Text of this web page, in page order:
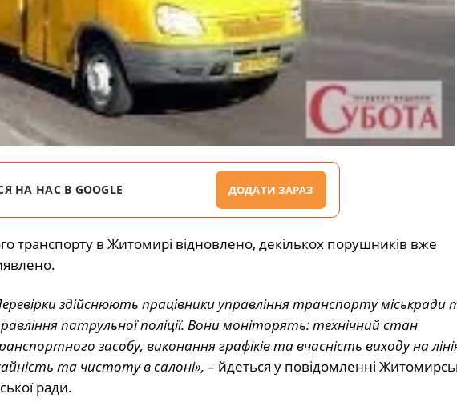
НА НАС В GOOGLE ДОДАТИ ЗАРАЗ
транспорту в Житомирі відновлено, декількох порушників вже
здійснюють працівники управління транспорту міськради
патрульної поліції. Вони моніторять: технічний стан
засобу, виконання графіків та вчасність виходу на
та чистоту в салоні», – йдеться у повідомленні
ради.